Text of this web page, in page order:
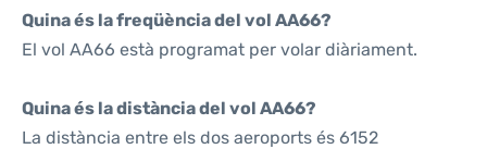
Quina és la freqüència del vol AA66?
El vol AA66 està programat per volar diàriament.
Quina és la distància del vol AA66?
La distància entre els dos aeroports és 6152